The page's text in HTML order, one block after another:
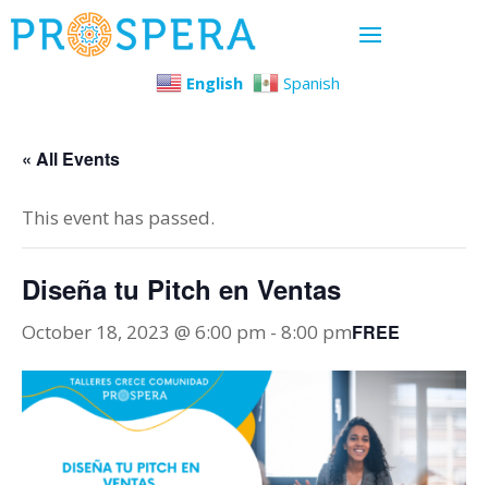
English Spanish
« All Events
This event has passed.
Diseña tu Pitch en Ventas
October 18, 2023 @ 6:00 pm - 8:00 pmFREE